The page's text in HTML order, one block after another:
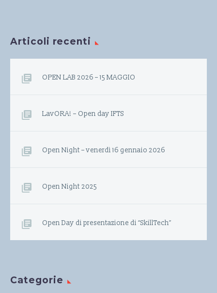
Articoli recenti
OPEN LAB 2026 – 15 MAGGIO
LavORA! – Open day IFTS
Open Night – venerdì 16 gennaio 2026
Open Night 2025
Open Day di presentazione di “SkillTech”
Categorie